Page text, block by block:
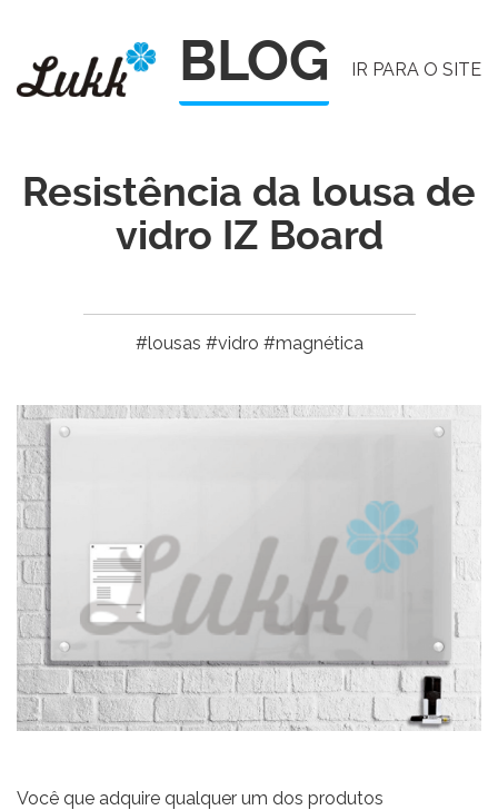
para
o
conteúdo
BLOG IR PARA O SITE
Resistência da lousa de
vidro IZ Board
#lousas #vidro #magnética
Você que adquire qualquer um dos produtos